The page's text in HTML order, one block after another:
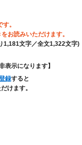
。
お読みいただけます。
1,181文字／全文1,322文字)
表示になります】
録すると
けます。